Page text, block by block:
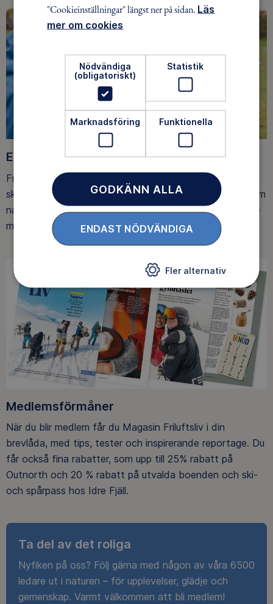
Ett friluftsliv för alla
Friluftsfrämjandet arbetar för att så många som möjligt
ska upptäcka den rörelseglädje och de hälsoeffekter som
naturen ger. Som medlem bidrar du också till vårt arbete
med att skydda allemansrätten.
Medlemsförmåner
När du blir medlem får du Magasin Friluftsliv i din
brevlåda, med tips, tester och inspirerande reportage. Du
får också fina rabatter, som upp till 25% rabatt på
Outnorth och 20 % rabatt på utvalda boenden och ski-
och spårpass hos Idre Fjäll.
Ta del av det roliga
Nyfiken på oss? Följ gärna med någon av våra 6500
ledare ut i naturen – för upplevelser, glädje och
gemenskap. Varmt välkommen att bli medlem!
"Cookieinställningar" längst ner på sidan. Läs
mer om cookies
Nödvändiga
(obligatoriskt)
Statistik
Marknadsföring Funktionella
GODKÄNN ALLA
ENDAST NÖDVÄNDIGA
Fler alternativ